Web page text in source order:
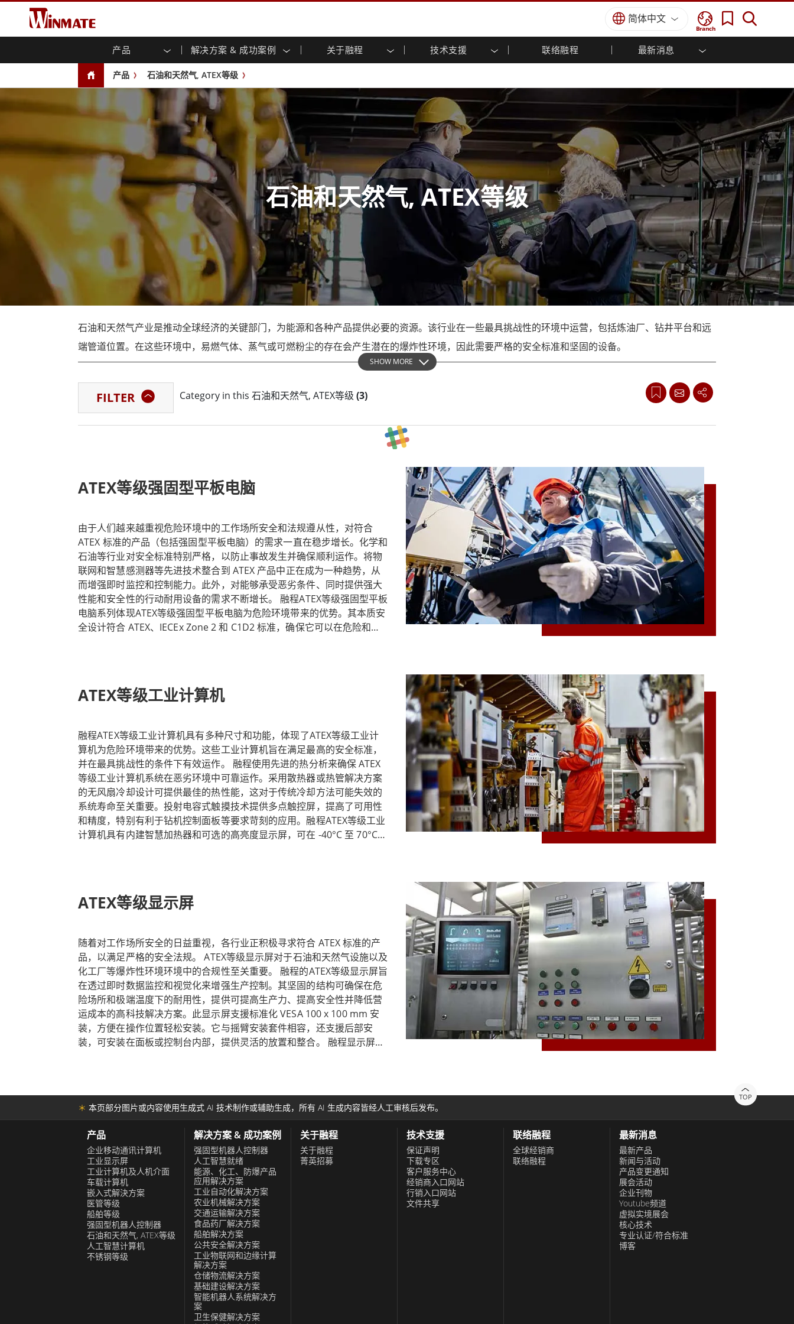
Branch
简体中文
产品 解决方案 & 成功案例 关于融程 技术支援 联络融程 最新消息
企业移动通讯计算机
强固型触摸屏笔记本电脑
手持行动电脑
Windows系统强固型平板电脑
Android系统强固型平板电脑
超强固型平板电脑
无线电 PoC
边缘运算人工智慧移动电脑
工业显示屏
多点触摸 (投射电
容)
开放式架构
机箱式
面板安装
前面板IP65
PoE触摸屏
USB Type-C
不锈钢系列
户外显示屏
G-WIN系列 / IP67
后置安装
工业防爆等级
机架安装
长条形显示屏
人机介面(投射电容触控)
工业计算机 (投射电容触控)
工业计算机 (电阻触控)
不锈钢系列
G-WIN系列 / IP67设计
防爆等级
长条形数位电子屏幕
边缘运算人工智慧工业计算机
Windows车载计算机
Android车载计算机
嵌入式解決方案
嵌入式计算机 / IP65 防水强固型计算机
工业物联网闸道器
无线电闸道器
More
医管等级
医管等级强固型平板电脑
医管等级工业计算机
医管等级显示屏
船舶等级
船舶等级工业计算机
船舶等级显示器
船舶等级嵌入式计算机
More
强固型机器人控制器
边缘运算人工智慧移动电脑
机器人控制器
石油和天然气, ATEX等级
ATEX等级强固型平板电脑
ATEX等级显示屏
人工智慧计算机
边缘运算人工智慧移动电脑
边缘运算人工智慧嵌入式计算机
不锈钢等级
不锈钢工业计算机
强固型机器人控制器 人工智慧就绪
农业机械解决方案
交通运输解决方案
食品药厂解决方案 船舶解决方案
公共安全解决方案
工业物联网和边缘计算解决方案仓储物流解决方案 基础建设解决方案
智能机器人系统解决方案
卫生保健解决方案
绿能减碳解决方案 自助服务亭解决方案
政府解决方案
重工业解决方案
金属和采矿解决方案 智能充电站解决方案 成功案例
关于融程 菁英招募
保证声明 下载专区
行销入口网站
文件共享
最新产品 新闻与活动
企业刊物
Youtube频道 虚拟实境展会
核心技术
专业认证/符合标准
博客
产品 石油和天然气, ATEX等级
石油和天然气, ATEX等级
石油和天然气产业是推动全球经济的关键部门，为能源和各种产品提供必要的资源。该行业在一些最具挑战性的环境中运营，包括炼油厂、钻井平台和远
端管道位置。在这些环境中，易燃气体、蒸气或可燃粉尘的存在会产生潜在的爆炸性环境，因此需要严格的安全标准和坚固的设备。
ATEX 指令 (ATmosphères EXplosibles) 是一项欧盟法规，规定了爆炸性环境中使用的工作场所和设备的最低安全要求。符合 ATEX 标准可确保设备和保
护系统的设计能防止爆炸性环境起火。这对于石油和天然气、化学制造、制药、采矿和食品加工等行业至关重要，因为这些行业的安全性和可靠性至关重
要。
人。 IoT（物联网）和智慧技术在 ATEX 产品中的整合是另一个值得注意的趋势。这些进步增强了危险环境中的监控和控制能力，使操作更安全、更有效
率。此外，各行业也越来越多地寻求既能确保安全又能支持环境永续发展的 ATEX 产品。节能环保的 ATEX 产品正变得越来越普遍。对可满足不同行业特
定需求的可客制化 ATEX 产品的需求也不断增长，灵活的设计选项和模组化组件越来越受欢迎。
融程提供专为 ATEX 等级环境设计的全系列强固型平板电脑、工业计算机和显示屏。融程ATEX 等级工业计算机专为炼油厂和钻孔机设计，符合最高安全标
准，并通过了 ATEX Zone 2 和 Class 1 Division 2 (C1D2) 认证。 IP65 和 IP66 密封等级可确保防尘和防水，而密封连接器和严格的温度、冲击和振动测试
可确保在最具挑战性的条件下的耐用性。
在安全性和可靠性至关重要的世界中，融程的 ATEX 等级解决方案提供了在危险环境中脱颖而出所需的安心感和效能。无论是在石油钻井平台、炼油厂或
SHOW MORE
FILTER Category in this 石油和天然气, ATEX等级 (3)
ATEX等级强固型平板电脑
由于人们越来越重视危险环境中的工作场所安全和法规遵从性，对符合
ATEX 标准的产品（包括强固型平板电脑）的需求一直在稳步增长。化学和
石油等行业对安全标准特别严格，以防止事故发生并确保顺利运作。将物
联网和智慧感测器等先进技术整合到 ATEX 产品中正在成为一种趋势，从
而增强即时监控和控制能力。此外，对能够承受恶劣条件、同时提供强大
性能和安全性的行动耐用设备的需求不断增长。 融程ATEX等级强固型平板
电脑系列体现ATEX等级强固型平板电脑为危险环境带来的优势。其本质安
全设计符合 ATEX、IECEx Zone 2 和 C1D2 标准，确保它可以在危险和非
要的产业至关重要。 融程的ATEX等级强固型平板电脑是在危险环境中运作
的行业不可或缺的工具。其坚固的设计、本质安全特性和先进技术使它们
业领域的苛刻需求方面发挥至关重要的作用。
ATEX等级工业计算机
融程ATEX等级工业计算机具有多种尺寸和功能，体现了ATEX等级工业计
算机为危险环境带来的优势。这些工业计算机旨在满足最高的安全标准，
并在最具挑战性的条件下有效运作。 融程使用先进的热分析来确保 ATEX
等级工业计算机系统在恶劣环境中可靠运作。采用散热器或热管解决方案
的无风扇冷却设计可提供最佳的热性能，这对于传统冷却方法可能失效的
系统寿命至关重要。投射电容式触摸技术提供多点触控屏，提高了可用性
和精度，特别有利于钻机控制面板等要求苛刻的应用。融程ATEX等级工业
计算机具有内建智慧加热器和可选的高亮度显示屏，可在 -40°C 至 70°C
全性、生产力和营运效率的理想选择。
ATEX等级显示屏
随着对工作场所安全的日益重视，各行业正积极寻求符合 ATEX 标准的产
品，以满足严格的安全法规。 ATEX等级显示屏对于石油和天然气设施以及
化工厂等爆炸性环境环境中的合规性至关重要。 融程的ATEX等级显示屏旨
在透过即时数据监控和视觉化来增强生产控制。其坚固的结构可确保在危
险场所和极端温度下的耐用性，提供可提高生产力、提高安全性并降低营
运成本的高科技解决方案。此显示屏支援标准化 VESA 100 x 100 mm 安
装，方便在操作位置轻松安装。它与摇臂安装套件相容，还支援后部安
装，可安装在面板或控制台内部，提供灵活的放置和整合。 融程显示屏专
护。 总之，融程的ATEX等级显示屏对于在危险环境中运作的产业至关重
要。它们的先进功能提供了可靠的性能和安全性，满足了对能够承受极端
条件、同时提供即时监控和控制的耐用、高性能设备的需求。
TOP
＊ 本页部分图片或内容使用生成式 AI 技术制作或辅助生成，所有 AI 生成内容皆经人工审核后发布。
产品
企业移动通讯计算机
工业显示屏
工业计算机及人机介面
车载计算机
嵌入式解決方案
医管等级
船舶等级
强固型机器人控制器
石油和天然气, ATEX等级
人工智慧计算机
不锈钢等级
解决方案 & 成功案例
强固型机器人控制器
人工智慧就绪
能源、化工、防爆产品
应用解决方案
工业自动化解决方案
农业机械解决方案
交通运输解决方案
食品药厂解决方案
船舶解决方案
公共安全解决方案
工业物联网和边缘计算
解决方案
仓储物流解决方案
基础建设解决方案
智能机器人系统解决方
案
卫生保健解决方案
关于融程
关于融程
菁英招募
技术支援
保证声明
下载专区
客户服务中心
经销商入口网站
行销入口网站
文件共享
联络融程
全球经销商
联络融程
最新消息
最新产品
新闻与活动
产品变更通知
展会活动
企业刊物
Youtube频道
虚拟实境展会
核心技术
专业认证/符合标准
博客